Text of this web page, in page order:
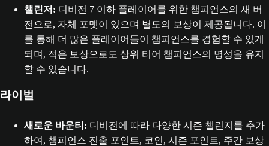
챌린저: 디비전 7 이하 플레이어를 위한 챔피언스의 새 버
전으로, 자체 포맷이 있으며 별도의 보상이 제공됩니다. 이
를 통해 더 많은 플레이어들이 챔피언스를 경험할 수 있게
되며, 적은 보상으로도 상위 티어 챔피언스의 명성을 유지
할 수 있습니다.
라이벌
새로운 바운티: 디비전에 따라 다양한 시즌 챌린지를 추가
하여, 챔피언스 진출 포인트, 코인, 시즌 포인트, 주간 보상